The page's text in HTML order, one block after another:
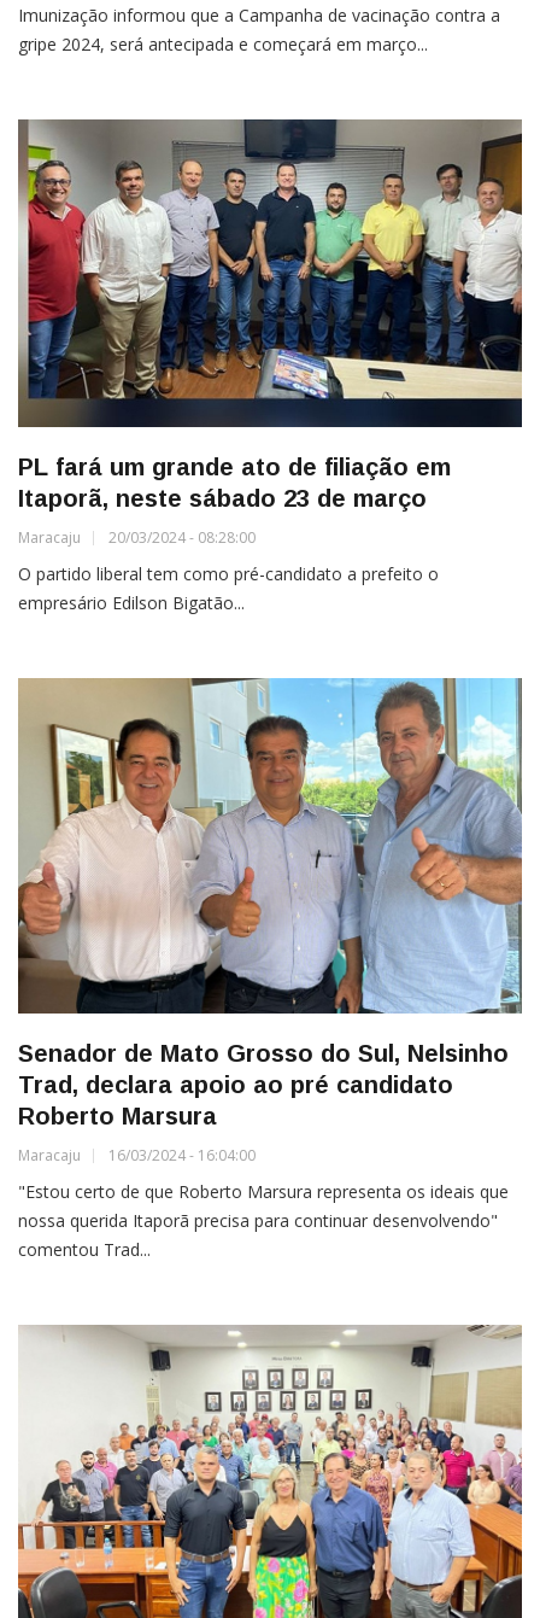
Imunização informou que a Campanha de vacinação contra a
gripe 2024, será antecipada e começará em março...
PL fará um grande ato de filiação em
Itaporã, neste sábado 23 de março
Maracaju 20/03/2024 - 08:28:00
O partido liberal tem como pré-candidato a prefeito o
empresário Edilson Bigatão...
Senador de Mato Grosso do Sul, Nelsinho
Trad, declara apoio ao pré candidato
Roberto Marsura
Maracaju 16/03/2024 - 16:04:00
"Estou certo de que Roberto Marsura representa os ideais que
nossa querida Itaporã precisa para continuar desenvolvendo"
comentou Trad...